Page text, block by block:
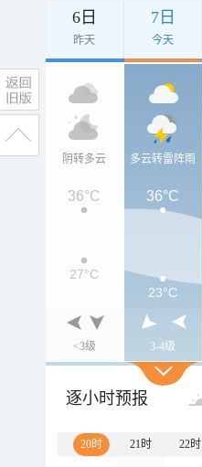
6日
昨天
7日
今天
阴转多云
<3级
多云转雷阵雨
3-4级
36°C
36°C
27°C
23°C
逐小时预报
20时 21时 22时